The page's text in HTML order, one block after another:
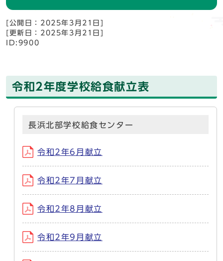
[公開日：2025年3月21日]
[更新日：2025年3月21日]
ID:9900
令和2年度学校給食献立表
長浜北部学校給食センター
令和2年6月献立
令和2年7月献立
令和2年8月献立
令和2年9月献立